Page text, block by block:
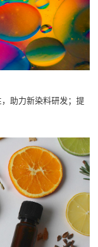
助力新染料研发；提